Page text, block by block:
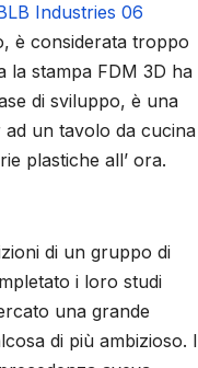
è considerata troppo
la stampa FDM 3D ha
di sviluppo, è una
un tavolo da cucina
plastiche all’ ora.
di un gruppo di
i loro studi
una grande
di più ambizioso. I